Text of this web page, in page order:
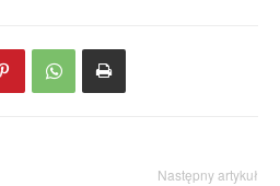
Następny artykuł